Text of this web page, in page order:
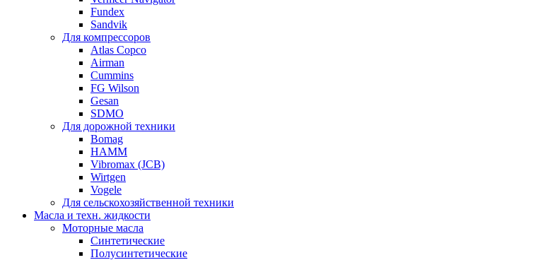
Fundex
Sandvik
Для компрессоров
Atlas Copco
Airman
Cummins
FG Wilson
Gesan
SDMO
Для дорожной техники
Bomag
HAMM
Vibromax (JCB)
Wirtgen
Vogele
Для сельскохозяйственной техники
Масла и техн. жидкости
Моторные масла
Синтетические
Полусинтетические